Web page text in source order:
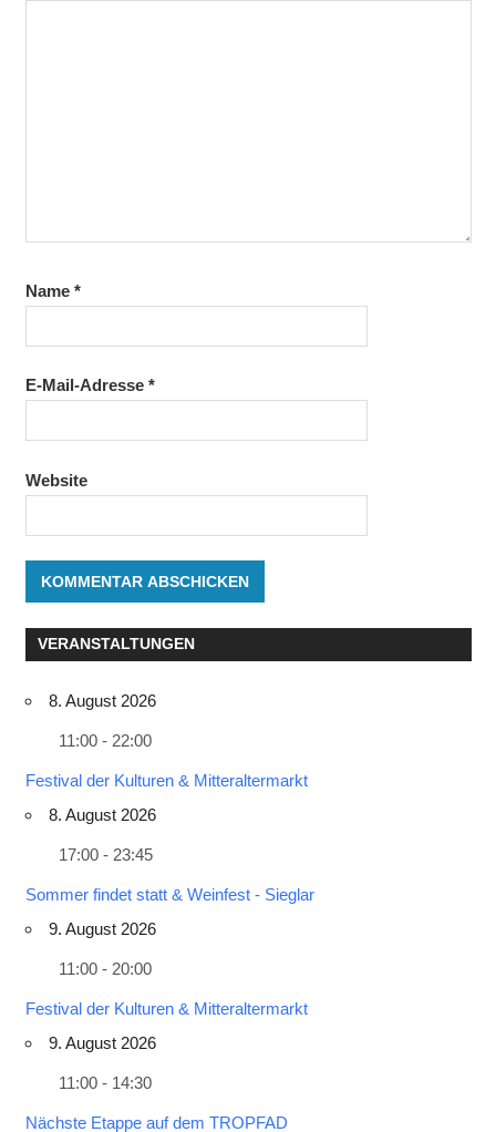
Name *
E-Mail-Adresse *
Website
VERANSTALTUNGEN
8. August 2026
11:00 - 22:00
Festival der Kulturen & Mitteraltermarkt
8. August 2026
17:00 - 23:45
Sommer findet statt & Weinfest - Sieglar
9. August 2026
11:00 - 20:00
Festival der Kulturen & Mitteraltermarkt
9. August 2026
11:00 - 14:30
Nächste Etappe auf dem TROPFAD